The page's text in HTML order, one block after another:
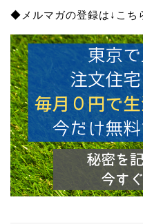
◆メルマガの登録は↓こち